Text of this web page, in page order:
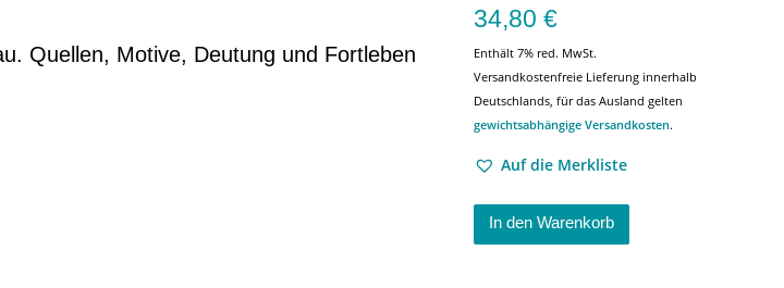
Quellen, Motive, Deutung und Fortleben
34,80 €
Enthält 7% red. MwSt.
Versandkostenfreie Lieferung innerhalb
Deutschlands, für das Ausland gelten
gewichtsabhängige Versandkosten.
Auf die Merkliste
In den Warenkorb